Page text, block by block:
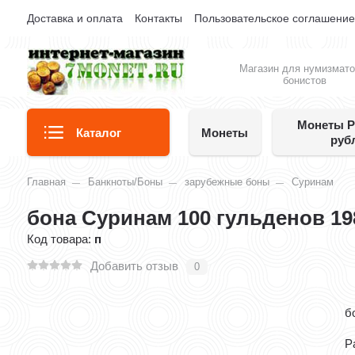
Доставка и оплата Контакты Пользовательское соглашение
Магазин для
бонистов
Каталог Монеты
Монеты
Главная Банкноты/Боны зарубежные боны Суринам
бона Суринам 100 гульденов
Код товара: п
Добавить отзыв
0